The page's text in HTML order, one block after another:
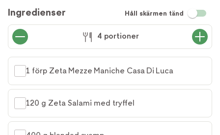
Ingredienser Håll skärmen tänd
4 portioner
1 förp Zeta Mezze Maniche Casa Di Luca
120 g Zeta Salami med tryffel